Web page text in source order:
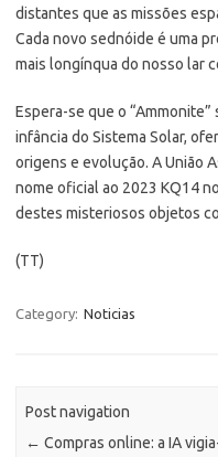
distantes que as missões
Cada novo sednóide é uma
mais longínqua do nosso lar
Espera-se que o
infância do Sistema Solar,
origens e evolução. A União
nome oficial ao 2023 KQ14
destes misteriosos objetos
(TT)
Category: Noticias
Post navigation
← Compras online: a IA